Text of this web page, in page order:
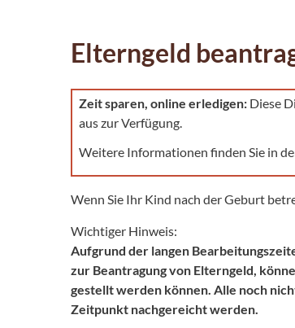
Elterngeld
Zeit sparen, online erledigen: Diese
aus zur Verfügung.
Weitere Informationen finden Sie in
Wenn Sie Ihr Kind nach der Geburt
Wichtiger Hinweis:
Aufgrund der langen
zur Beantragung von Elterngeld,
gestellt werden können. Alle noch
Zeitpunkt nachgereicht werden.